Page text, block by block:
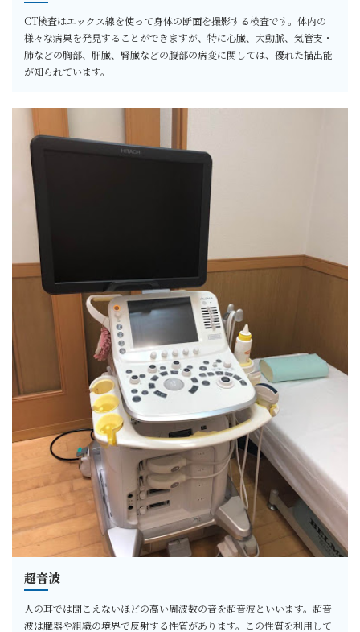
CT検査はエックス線を使って身体の断面を撮影する検査です。体内の
様々な病巣を発見することができますが、特に心臓、大動脈、気管支・
肺などの胸部、肝臓、腎臓などの腹部の病変に関しては、優れた描出能
が知られています。
超音波
人の耳では聞こえないほどの高い周波数の音を超音波といいます。超音
波は臓器や組織の境界で反射する性質があります。この性質を利用して